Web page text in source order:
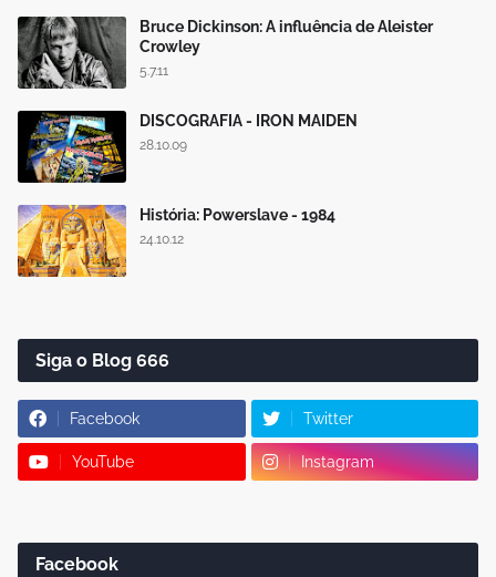
Bruce Dickinson: A influência de Aleister
Crowley
5.7.11
DISCOGRAFIA - IRON MAIDEN
28.10.09
História: Powerslave - 1984
24.10.12
Siga o Blog 666
Facebook Twitter
YouTube Instagram
Facebook